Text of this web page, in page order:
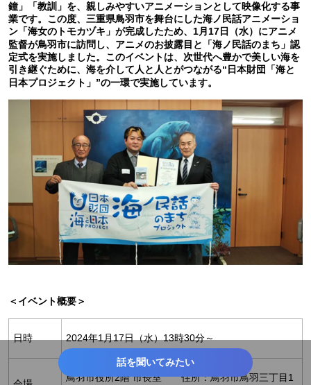
鐘」「教訓」を、親しみやすいアニメーションとして映像化する事
業です。この度、三重県鳥羽市を舞台にした海ノ民話アニメーショ
ン「海女のトモカヅキ」が完成したため、1月17日（水）にアニメ
監督が鳥羽市に訪問し、アニメのお披露目と「海ノ民話のまち」認
定式を実施しました。このイベントは、次世代へ豊かで美しい海を
引き継ぐために、海を介して人と人とがつながる“日本財団「海と
日本プロジェクト」”の一環で実施しています。
＜イベント概要＞
日時 2024年1月17日（水）13時30分～
鳥羽市役所2階 市長室 住所：鳥羽市鳥羽三丁目1
話を聞いてみたい